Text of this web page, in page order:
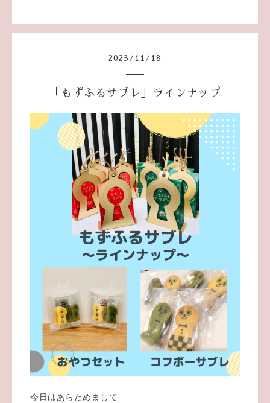
2023 / 11 / 18
「もずふるサブレ」ラインナップ
今日はあらためまして